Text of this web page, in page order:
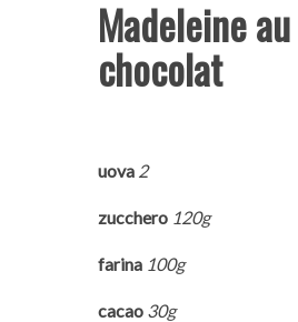
Madeleine au
chocolat
uova 2
zucchero 120g
farina 100g
cacao 30g